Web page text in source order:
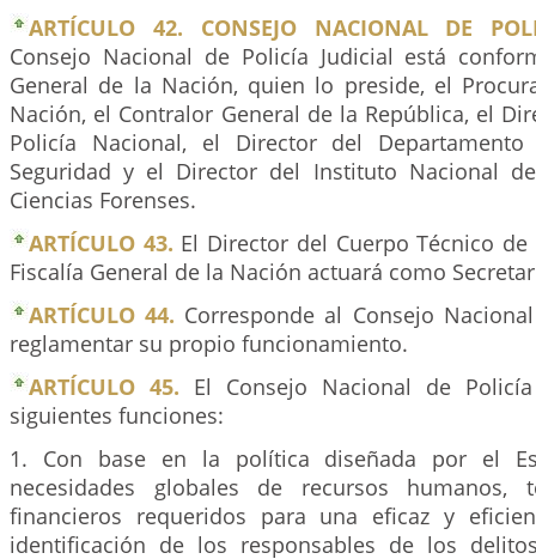
ARTÍCULO 42. CONSEJO NACIONAL DE
Consejo Nacional de Policía Judicial está
General de la Nación, quien lo preside, el
Nación, el Contralor General de la República, el
Policía Nacional, el Director del
Seguridad y el Director del Instituto Nacional
Ciencias Forenses.
ARTÍCULO 43. El Director del Cuerpo Técnico
Fiscalía General de la Nación actuará como
ARTÍCULO 44. Corresponde al Consejo
reglamentar su propio funcionamiento.
ARTÍCULO 45. El Consejo Nacional de
siguientes funciones:
1. Con base en la política diseñada por el
necesidades globales de recursos humanos,
financieros requeridos para una eficaz y
identificación de los responsables de los